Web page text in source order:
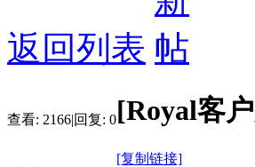
返回列表
查看: 2166|回复: 0[Royal客
[复制链接]